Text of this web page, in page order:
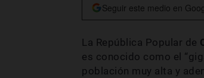
Seguir este medio en
La República Popular de
es conocido como el
población muy alta y